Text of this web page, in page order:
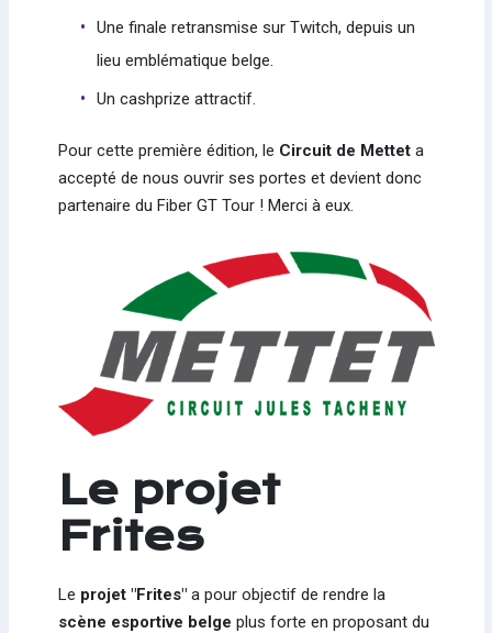
Une finale retransmise sur Twitch, depuis un
lieu emblématique belge.
Un cashprize attractif.
Pour cette première édition, le Circuit de Mettet a
accepté de nous ouvrir ses portes et devient donc
partenaire du Fiber GT Tour ! Merci à eux.
Le projet
Frites
Le projet "Frites"a pour objectif de rendre la
scène esportive belge plus forte en proposant du